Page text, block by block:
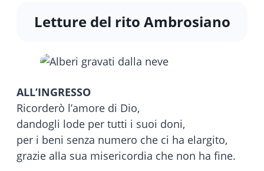
Letture del rito Ambrosiano
ALL’INGRESSO
Ricorderò l’amore di Dio,
dandogli lode per tutti i suoi doni,
per i beni senza numero che ci ha elargito,
grazie alla sua misericordia che non ha fine.